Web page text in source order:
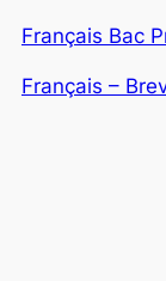
Français Bac
Français –